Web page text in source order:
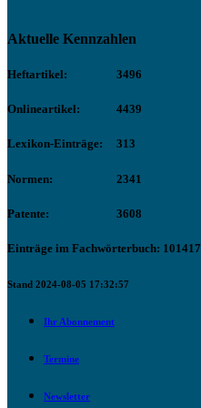
Aktuelle Kennzahlen
Heftartikel: 3496
Onlineartikel: 4439
Lexikon-Einträge: 313
Normen: 2341
Patente: 3608
Einträge im Fachwörterbuch: 101417
Stand 2024-08-05 17:32:57
Ihr Abonnement
Termine
Newsletter